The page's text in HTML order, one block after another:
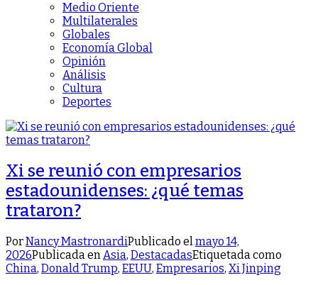
Medio Oriente
Multilaterales
Globales
Economía Global
Opinión
Análisis
Cultura
Deportes
Xi se reunió con empresarios
estadounidenses: ¿qué temas
trataron?
PorNancy MastronardiPublicado elmayo 14,
2026Publicada enAsia, DestacadasEtiquetada como
China, Donald Trump, EEUU, Empresarios, Xi Jinping